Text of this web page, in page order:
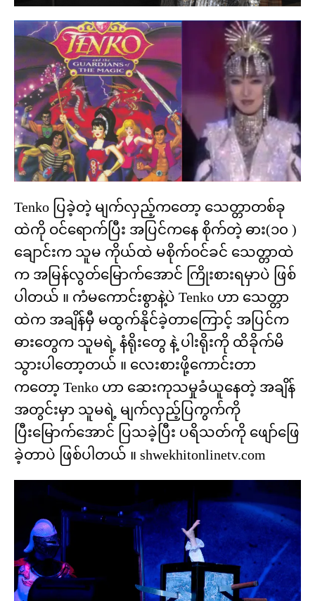
Tenko ပြခဲ့တဲ့ မျက်လှည့်ကတော့ သေတ္တာတစ်ခု
ထဲကို ဝင်ရောက်ပြီး အပြင်ကနေ စိုက်တဲ့ ဓား(၁၀ )
ချောင်းက သူမ ကိုယ်ထဲ မစိုက်ဝင်ခင် သေတ္တာထဲ
က အမြန်လွတ်မြောက်အောင် ကြိုးစားရမှာပဲ ဖြစ်
ပါတယ် ။ ကံမကောင်းစွာနဲ့ပဲ Tenko ဟာ သေတ္တာ
ထဲက အချိန်မှီ မထွက်နိုင်ခဲ့တာကြောင့် အပြင်က
ဓားတွေက သူမရဲ့ နံရိုးတွေ နဲ့ ပါးရိုးကို ထိခိုက်မိ
သွားပါတော့တယ် ။ လေးစားဖို့ကောင်းတာ
ကတော့ Tenko ဟာ ဆေးကုသမှုခံယူနေတဲ့ အချိန်
အတွင်းမှာ သူမရဲ့ မျက်လှည့်ပြကွက်ကို
ပြီးမြောက်အောင် ပြသခဲ့ပြီး ပရိသတ်ကို ဖျော်ဖြေ
ခဲ့တာပဲ ဖြစ်ပါတယ် ။ shwekhitonlinetv.com